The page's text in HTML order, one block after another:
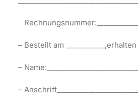
– Bestellt am ___________,erhalten
–
–